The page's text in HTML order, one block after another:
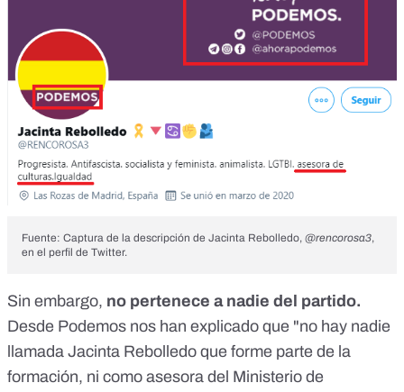
Fuente: Captura de la descripción de Jacinta Rebolledo, @rencorosa3,
en el perfil de Twitter.
Sin embargo, no pertenece a nadie del partido.
Desde Podemos nos han explicado que "no hay nadie
llamada Jacinta Rebolledo que forme parte de la
formación, ni como asesora del Ministerio de